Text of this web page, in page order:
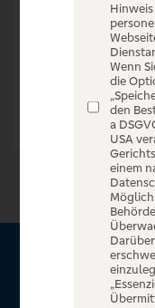
Zur Startseite
Über VR
Wenn
die
den
a
USA
einem